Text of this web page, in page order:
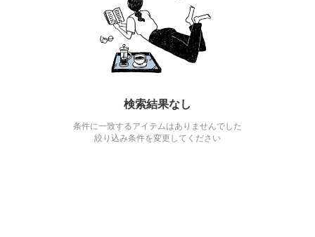
検索結果なし
条件に一致するアイテムはありませんでした
絞り込み条件を変更してください